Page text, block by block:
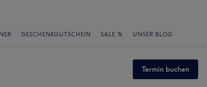
GESCHENKGUTSCHEIN SALE % UNSER BLOG
Termin buchen